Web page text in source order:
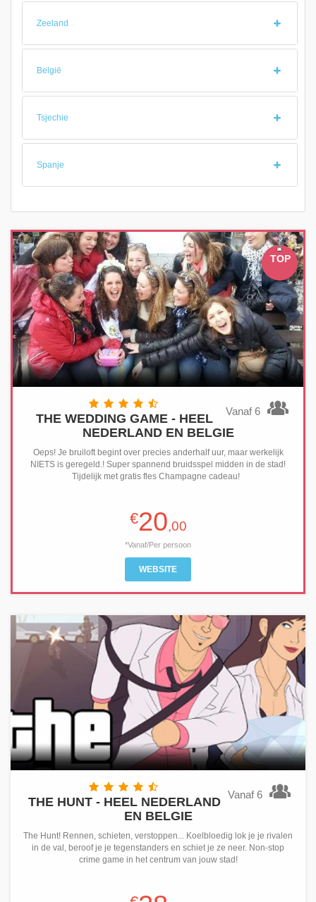
Zeeland
België
Tsjechie
Spanje
TOP
Vanaf 6
THE WEDDING GAME - HEEL
NEDERLAND EN BELGIE
Oeps! Je bruiloft begint over precies anderhalf uur, maar werkelijk
NIETS is geregeld.! Super spannend bruidsspel midden in de stad!
Tijdelijk met gratis fles Champagne cadeau!
€20,00
*Vanaf/Per persoon
WEBSITE
Vanaf 6
THE HUNT - HEEL NEDERLAND
EN BELGIE
The Hunt! Rennen, schieten, verstoppen... Koelbloedig lok je je rivalen
in de val, beroof je je tegenstanders en schiet je ze neer. Non-stop
crime game in het centrum van jouw stad!